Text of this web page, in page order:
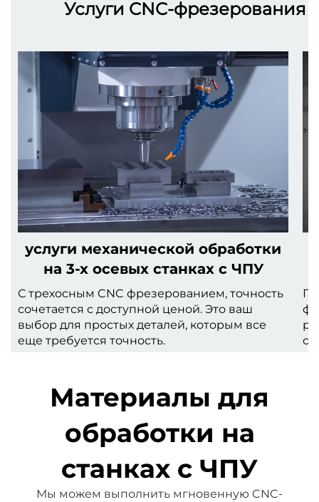
Услуги CNC-фрезерования
услуги механической обработки
на 3-х осевых станках с ЧПУ
С трехосным CNC фрезерованием, точность
сочетается с доступной ценой. Это ваш
выбор для простых деталей, которым все
еще требуется точность.
Материалы для
обработки на
станках с ЧПУ
Мы можем выполнить мгновенную CNC-